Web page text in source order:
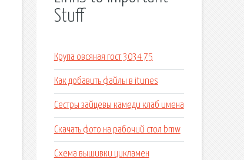
Stuff
Крупа овсяная гост 3034 75
Как добавить файлы в itunes
Сестры зайцевы камеди клаб имена
Скачать фото на рабочий стол bmw
Схема вышивки цикламен